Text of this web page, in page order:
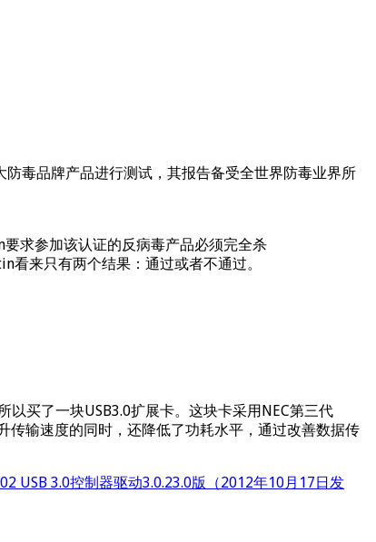
毒品牌产品进行测试，其报告备受全世界防毒业界所
求参加该认证的反病毒产品必须完全杀
来只有两个结果：通过或者不通过。
买了一块USB3.0扩展卡。这块卡采用NEC第三代
传输速度的同时，还降低了功耗水平，通过改善数据传
USB 3.0控制器驱动3.0.23.0版（2012年10月17日发